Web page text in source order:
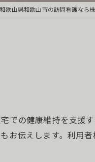
和歌山県和歌山市の訪問看護なら
での健康維持を支援
お伝えします。利用